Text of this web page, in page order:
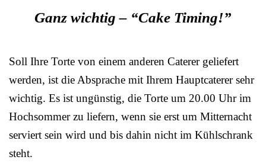
Ganz wichtig – “Cake Timing!”
Soll Ihre Torte von einem anderen Caterer geliefert
werden, ist die Absprache mit Ihrem Hauptcaterer sehr
wichtig. Es ist ungünstig, die Torte um 20.00 Uhr im
Hochsommer zu liefern, wenn sie erst um Mitternacht
serviert sein wird und bis dahin nicht im Kühlschrank
steht.